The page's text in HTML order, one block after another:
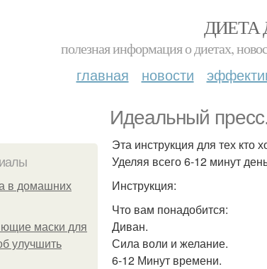
ДИЕТА
полезная информация о диетах,
главная новости
Идеальный
в домашних
маски для
улучшить
Эта инструкция для тех кто
Уделяя всего 6-12 минут
Инструкция:
Что вам понадобится:
Диван.
Сила воли и желание.
6-12 Минут времени.